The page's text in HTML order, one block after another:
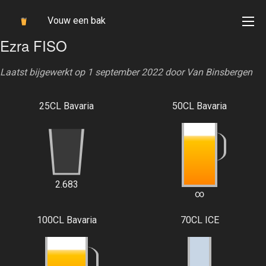
Vouw een bak
Ezra FISO
Laatst bijgewerkt op 1 september 2022 door Van Binsbergen
25CL Bavaria
2.683
50CL Bavaria
∞
100CL Bavaria 70CL ICE